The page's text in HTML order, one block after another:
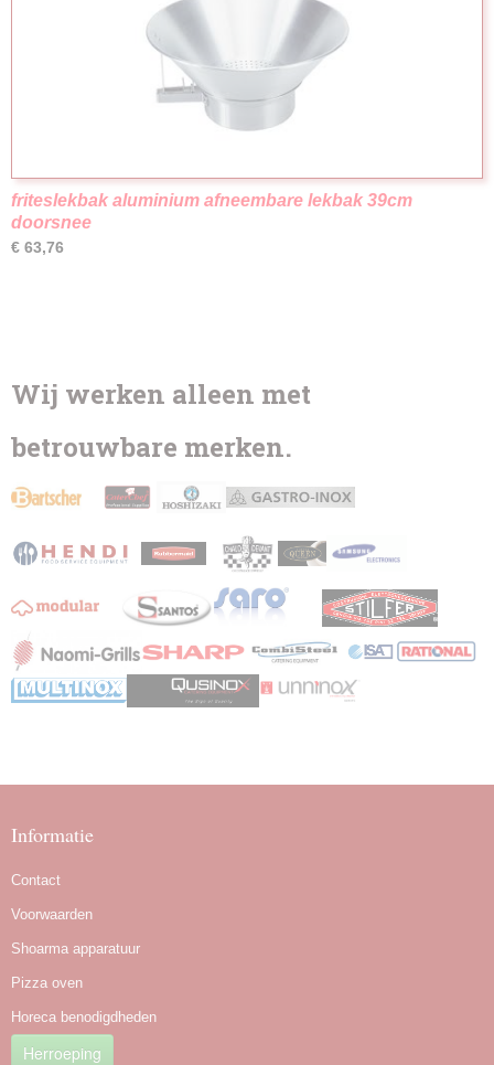
friteslekbak aluminium afneembare lekbak 39cm
doorsnee
€ 63,76
Wij werken alleen met
betrouwbare merken.
Informatie
Contact
Voorwaarden
Shoarma apparatuur
Pizza oven
Horeca benodigdheden
Herroeping